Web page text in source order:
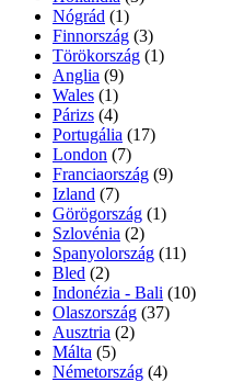
Nógrád (1)
Finnország (3)
Törökország (1)
Anglia (9)
Wales (1)
Párizs (4)
Portugália (17)
London (7)
Franciaország (9)
Izland (7)
Görögország (1)
Szlovénia (2)
Spanyolország (11)
Bled (2)
Indonézia - Bali (10)
Olaszország (37)
Ausztria (2)
Málta (5)
Németország (4)